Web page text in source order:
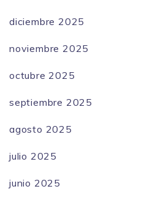
diciembre 2025
noviembre 2025
octubre 2025
septiembre 2025
agosto 2025
julio 2025
junio 2025